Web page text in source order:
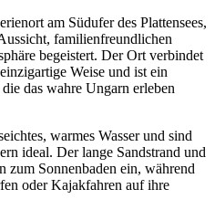
am Südufer des Plattensees,
familienfreundlichen
begeistert. Der Ort verbindet
Weise und ist ein
das wahre Ungarn erleben
warmes Wasser und sind
ideal. Der lange Sandstrand und
zum Sonnenbaden ein, während
oder Kajakfahren auf ihre